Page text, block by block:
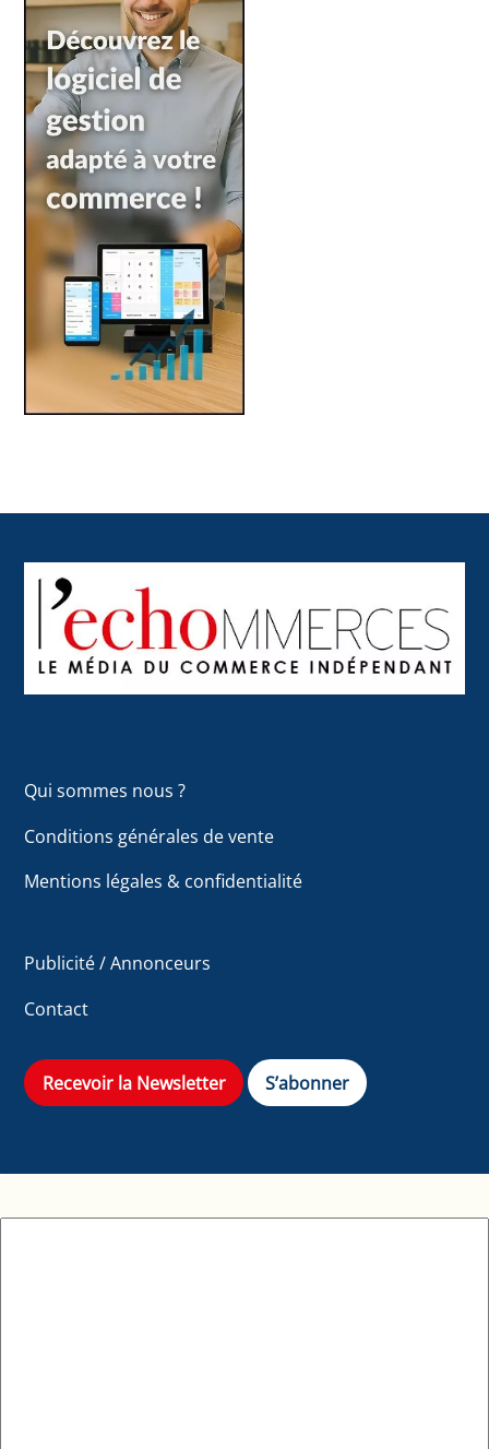
To
Top
Qui sommes nous ?
Conditions générales de vente
Mentions légales & confidentialité
Publicité / Annonceurs
Contact
Recevoir la Newsletter S’abonner